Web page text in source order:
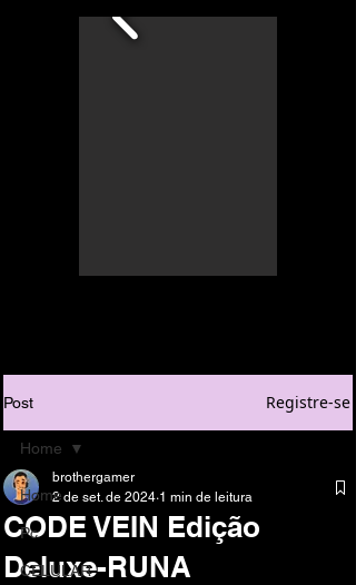
Post Registre-se
Home
Pc
CELULAR
Home
CODE VEIN Edição
Deluxe-RUNA
brothergamer
2 de set. de 2024 1 min de leitura